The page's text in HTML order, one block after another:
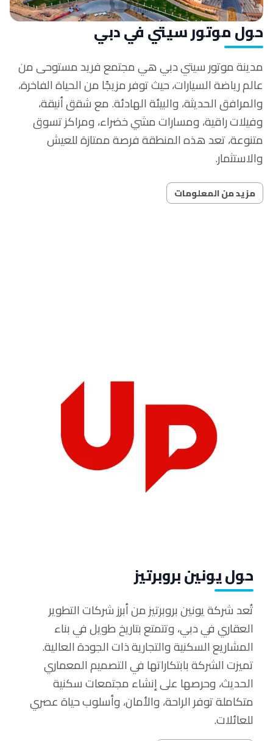
حول موتور سيتي في دبي
مدينة موتور سيتي دبي هي مجتمع فريد مستوحى من
عالم رياضة السيارات، حيث توفر مزيجًا من الحياة الفاخرة،
والمرافق الحديثة، والبيئة الهادئة. مع شقق أنيقة،
وفيلات راقية، ومسارات مشي خضراء، ومراكز تسوق
متنوعة، تعد هذه المنطقة فرصة ممتازة للعيش
والاستثمار.
مزيد من المعلومات
حول يونين بروبرتيز
تُعد شركة يونين بروبرتيز من أبرز شركات التطوير
العقاري في دبي، وتتمتع بتاريخ طويل في بناء
المشاريع السكنية والتجارية ذات الجودة العالية.
تميزت الشركة بابتكاراتها في التصميم المعماري
الحديث، وحرصها على إنشاء مجتمعات سكنية
متكاملة توفر الراحة، والأمان، وأسلوب حياة عصري
للعائلات.